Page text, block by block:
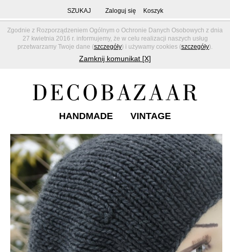
Zgodnie z Rozporządzeniem Ogólnym o Ochronie Danych Osobowych z dnia
27 kwietnia 2016 r. informujemy, że w celu realizacji naszych usług
przetwarzamy Twoje dane (szczegóły) i używamy cookies (szczegóły).
Zamknij komunikat [X]
SZUKAJ Zaloguj się Koszyk
HANDMADE VINTAGE